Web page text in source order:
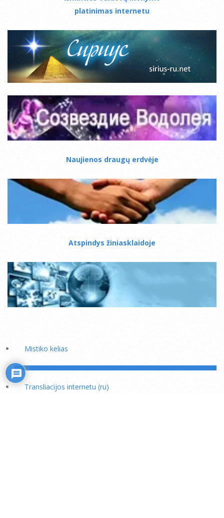
platinimas internetu
Naujienos draugų erdvėje
Atspindys žiniasklaidoje
Mistiko kelias
Transliacijos internetu (ru)